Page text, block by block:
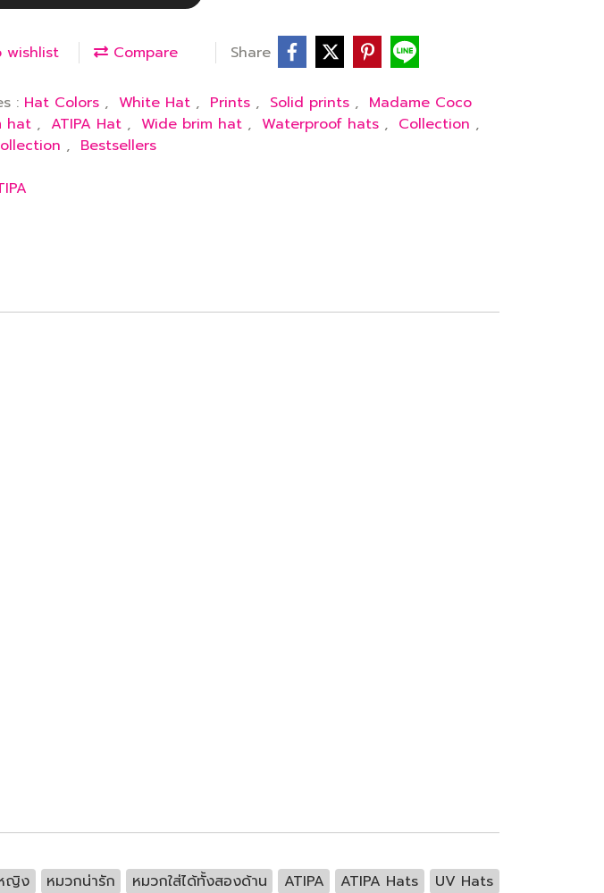
wishlist Compare Share
: Hat Colors , White Hat , Prints , Solid prints , Madame Coco
hat , ATIPA Hat , Wide brim hat , Waterproof hats , Collection ,
, Bestsellers
ญิง หมวกน่ารัก หมวกใส่ได้ทั้งสองด้าน ATIPA ATIPA Hats
UV Hats